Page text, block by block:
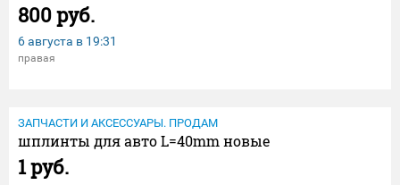
800 руб.
6 августа в 19:31
правая
ЗАПЧАСТИ И АКСЕССУАРЫ. ПРОДАМ
шплинты для авто L=40mm новые
1 руб.